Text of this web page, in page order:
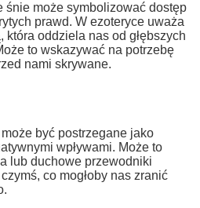
śnie może symbolizować dostęp
prawd. W ezoteryce uważa
która oddziela nas od głębszych
to wskazywać na potrzebę
nami skrywane.
być postrzegane jako
wpływami. Może to
lub duchowe przewodniki
co mogłoby nas zranić